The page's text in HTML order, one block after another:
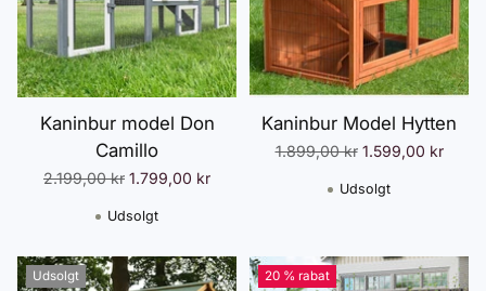
Kaninbur model Don
Camillo
Normalpris
2.199,00 kr 1.799,00 kr
Udsolgt
Kaninbur Model Hytten
Normalpris
1.899,00 kr 1.599,00 kr
Udsolgt
Udsolgt 20 % rabat